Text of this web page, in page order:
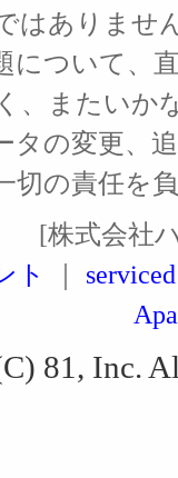
はありませ
について、
、またいか
タの変更、
切の責任を
[株式会社
ト
81, Inc.